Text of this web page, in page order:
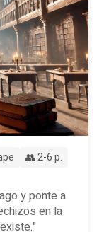
👥 2-6 p.
y ponte a
en la